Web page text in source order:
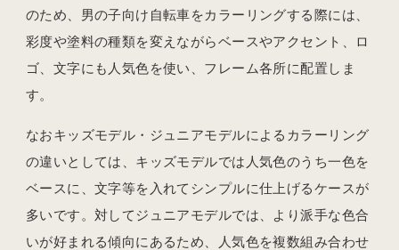
のため、男の子向け自転車をカラーリングする際には、
彩度や塗料の種類を変えながらベースやアクセント、ロ
ゴ、文字にも人気色を使い、フレーム各所に配置しま
す。
なおキッズモデル・ジュニアモデルによるカラーリング
の違いとしては、キッズモデルでは人気色のうち一色を
ベースに、文字等を入れてシンプルに仕上げるケースが
多いです。対してジュニアモデルでは、より派手な色合
いが好まれる傾向にあるため、人気色を複数組み合わせ